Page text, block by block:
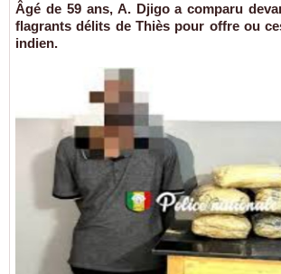
Âgé de 59 ans, A. Djigo a comparu
flagrants délits de Thiès pour offre ou
indien.